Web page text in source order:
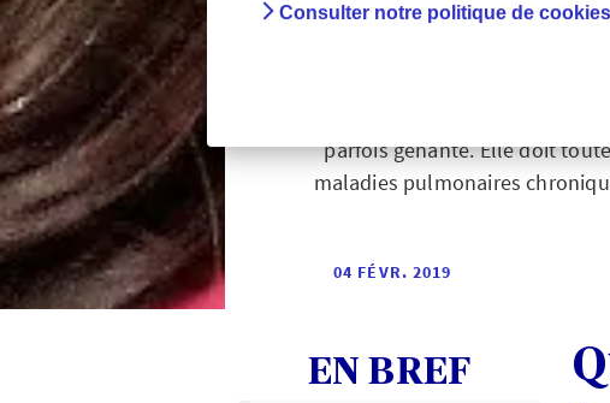
Affection classique de l'hiver,
parfois gênante. Elle doit
maladies pulmonaires
04 FÉVR. 2019
EN BREF
Consulter notre politique de cookies